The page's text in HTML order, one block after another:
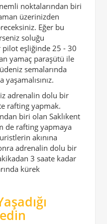
noktalarından biri
üzerinizden
Eğer bu
soluğu
pilot eşliğinde 25 - 30
yamaç paraşütü ile
semalarında
adrenalin dolu bir
rafting yapmak.
biri olan Saklıkent
de rafting yapmaya
akınına
adrenalin dolu bir
3 saate kadar
kürek